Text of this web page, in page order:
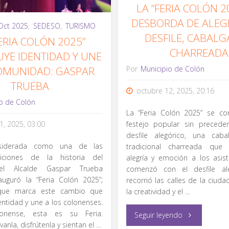
Inquietos
del
Norte”"
LA “FERIA COLÓN
DESBORDA DE
DESFILE,
CHARREADA
Por Municipio de Colón
octubre 12, 2025, 20:16
La “Feria Colón 2025” se
festejo popular sin
desfile alegórico, una
tradicional charreada que
alegría y emoción a los
comenzó con el desfile
recorrió las calles de la
la creatividad y el …
Seguir leyendo "La
2025, SEDESO, TURISMO
COLÓN 2025”
IDENTIDAD Y UNE
GASPAR
TRUEBA
de Colón
2025, 03:00
como una de las
de la historia del
Alcalde Gaspar Trueba
la “Feria Colón 2025”;
marca este cambio que
y une a los colonenses.
esta es su Feria.
disfrútenla y sientan el …